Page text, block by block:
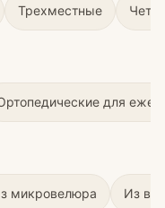
Трехместные
для
микровелюра Из